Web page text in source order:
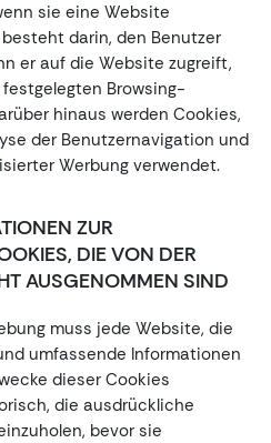
sie eine Website
darin, den Benutzer
er auf die Website zugreift,
Browsing-
hinaus werden Cookies,
der Benutzernavigation und
Werbung verwendet.
ZUR
DIE VON DER
AUSGENOMMEN SIND
muss jede Website, die
umfassende Informationen
dieser Cookies
die ausdrückliche
bevor sie